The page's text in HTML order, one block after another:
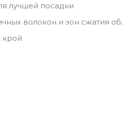
лучшей посадки
волокон и зон сжатия
крой